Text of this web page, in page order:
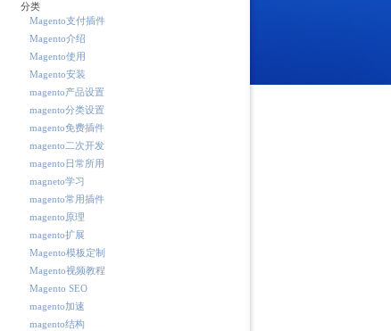
分类
Magento支付插件
Magento介绍
Magento使用
Magento安装
magento产品设置
magento分类设置
magento免费插件
magento二次开发
magento日常所用
magneto学习
magento常用插件
magento原理
magento扩展
Magento模板定制
Magento视频教程
Magento SEO
magento加速
magento结构